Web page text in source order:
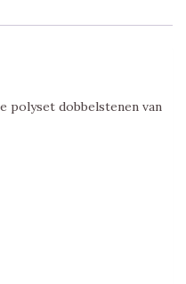
polyset dobbelstenen van